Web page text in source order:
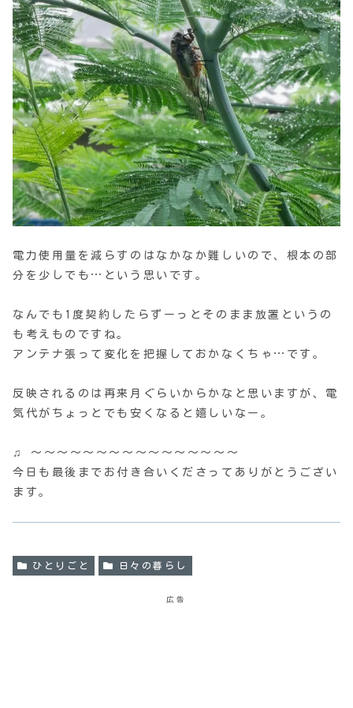
電力使用量を減らすのはなかなか難しいので、根本の部
分を少しでも…という思いです。
なんでも1度契約したらずーっとそのまま放置というの
も考えものですね。
アンテナ張って変化を把握しておかなくちゃ…です。
反映されるのは再来月ぐらいからかなと思いますが、電
気代がちょっとでも安くなると嬉しいなー。
♫ 〜〜〜〜〜〜〜〜〜〜〜〜〜〜〜〜
今日も最後までお付き合いくださってありがとうござい
ます。
ひとりごと 日々の暮らし
広告